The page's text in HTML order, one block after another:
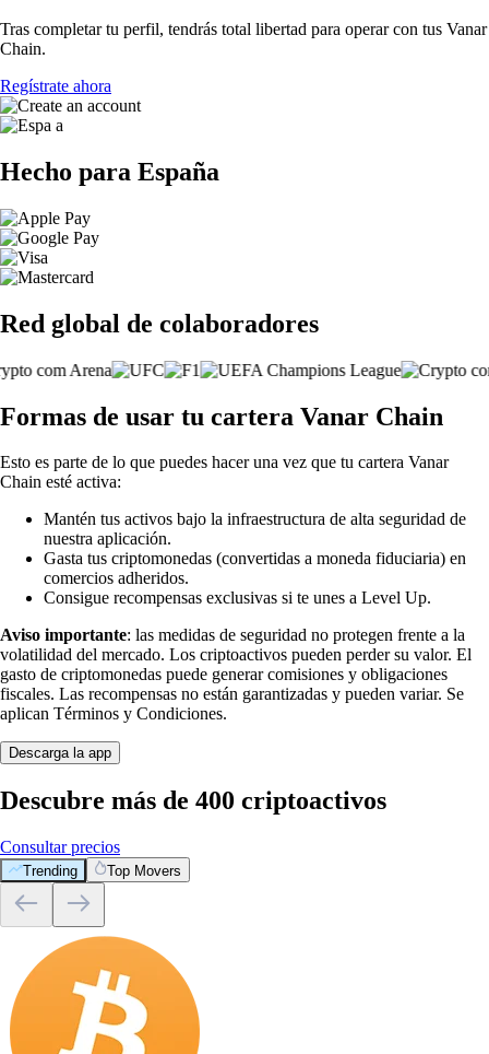
Tras completar tu perfil, tendrás total libertad para operar con tus Vanar
Chain.
Regístrate ahora
Hecho para España
Red global de colaboradores
Formas de usar tu cartera Vanar Chain
Esto es parte de lo que puedes hacer una vez que tu cartera Vanar
Chain esté activa:
Mantén tus activos bajo la infraestructura de alta seguridad de
nuestra aplicación.
Gasta tus criptomonedas (convertidas a moneda fiduciaria) en
comercios adheridos.
Consigue recompensas exclusivas si te unes a Level Up.
Aviso importante: las medidas de seguridad no protegen frente a la
volatilidad del mercado. Los criptoactivos pueden perder su valor. El
gasto de criptomonedas puede generar comisiones y obligaciones
fiscales. Las recompensas no están garantizadas y pueden variar. Se
aplican Términos y Condiciones.
Descarga la app
Descubre más de 400 criptoactivos
Consultar precios
Trending Top Movers